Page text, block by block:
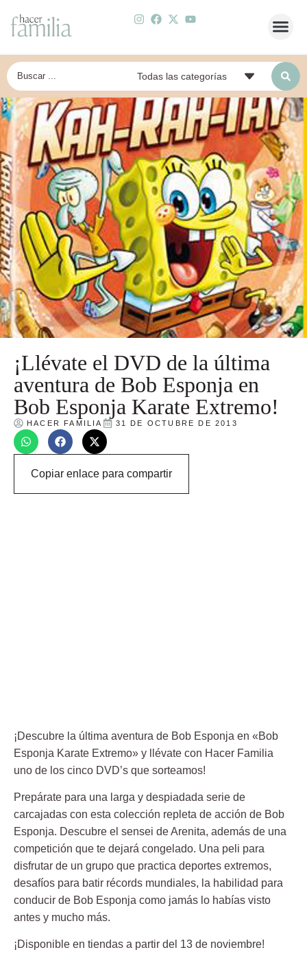
¡Llévate el DVD de la última
aventura de Bob Esponja en
Bob Esponja Karate Extremo!
HACER FAMILIA 31 DE OCTUBRE DE 2013
Copiar enlace para compartir
¡Descubre la última aventura de Bob Esponja en «Bob
Esponja Karate Extremo» y llévate con Hacer Familia
uno de los cinco DVD’s que sorteamos!
Prepárate para una larga y despiadada serie de
carcajadas con esta colección repleta de acción de Bob
Esponja. Descubre el sensei de Arenita, además de una
competición que te dejará congelado. Una peli para
disfrutar de un grupo que practica deportes extremos,
desafíos para batir récords mundiales, la habilidad para
conducir de Bob Esponja como jamás lo habías visto
antes y mucho más.
¡Disponible en tiendas a partir del 13 de noviembre!